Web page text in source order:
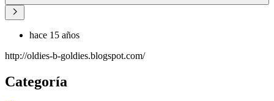
hace 15 años
http://oldies-b-goldies.blogspot.com/
Categoría